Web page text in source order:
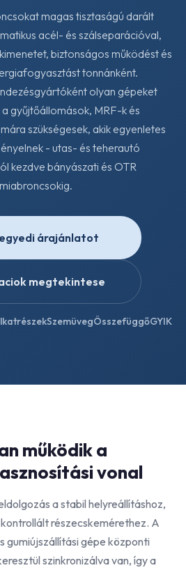
magas tisztaságú darált
acél- és szálseparációval,
biztonságos működést és
tonnánként.
olyan gépeket
gyűjtőállomások, MRF-k és
szükségesek, akik egyenletes
- utas- és teherautó
kezdve bányászati és OTR
árajánlatot
megtekintese
SzemüvegÖsszefüggőGYIK
működik a
vonal
a stabil helyreállításhoz,
részecskemérethez. A
gumiújszállítási gépe központi
szinkronizálva van, így a